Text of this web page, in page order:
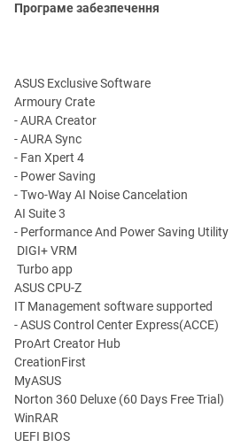
Програме забезпечення
ASUS Exclusive Software
Armoury Crate
- AURA Creator
- AURA Sync
- Fan Xpert 4
- Power Saving
- Two-Way AI Noise Cancelation
AI Suite 3
- Performance And Power Saving Utility
DIGI+ VRM
Turbo app
ASUS CPU-Z
IT Management software supported
- ASUS Control Center Express(ACCE)
ProArt Creator Hub
CreationFirst
MyASUS
Norton 360 Deluxe (60 Days Free Trial)
WinRAR
UEFI BIOS